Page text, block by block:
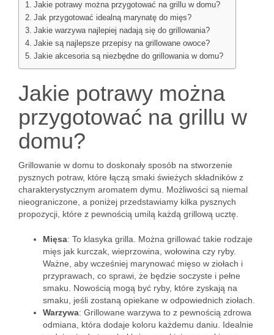
Jakie potrawy można przygotować na grillu w domu?
Jak przygotować idealną marynatę do mięs?
Jakie warzywa najlepiej nadają się do grillowania?
Jakie są najlepsze przepisy na grillowane owoce?
Jakie akcesoria są niezbędne do grillowania w domu?
Jakie potrawy można
przygotować na grillu w
domu?
Grillowanie w domu to doskonały sposób na stworzenie
pysznych potraw, które łączą smaki świeżych składników z
charakterystycznym aromatem dymu. Możliwości są niemal
nieograniczone, a poniżej przedstawiamy kilka pysznych
propozycji, które z pewnością umilą każdą grillową ucztę.
Mięsa: To klasyka grilla. Można grillować takie rodzaje
mięs jak kurczak, wieprzowina, wołowina czy ryby.
Ważne, aby wcześniej marynować mięso w ziołach i
przyprawach, co sprawi, że będzie soczyste i pełne
smaku. Nowością mogą być ryby, które zyskają na
smaku, jeśli zostaną opiekane w odpowiednich ziołach.
Warzywa: Grillowane warzywa to z pewnością zdrowa
odmiana, która dodaje koloru każdemu daniu. Idealnie